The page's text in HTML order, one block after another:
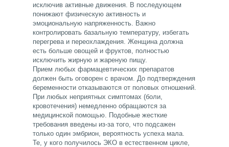
исключив активные движения. В последующем
понижают физическую активность и
эмоциональную напряженность. Важно
контролировать базальную температуру, избегать
перегрева и переохлаждения. Женщина должна
есть больше овощей и фруктов, полностью
исключить жирную и жареную пищу.
Прием любых фармацевтических препаратов
должен быть оговорен с врачом. До подтверждения
беременности отказываются от половых отношений.
При любых неприятных симптомах (боли,
кровотечения) немедленно обращаются за
медицинской помощью. Подобные жесткие
требования введены из-за того, что подсажен
только один эмбрион, вероятность успеха мала.
Те, у кого получилось ЭКО в естественном цикле,